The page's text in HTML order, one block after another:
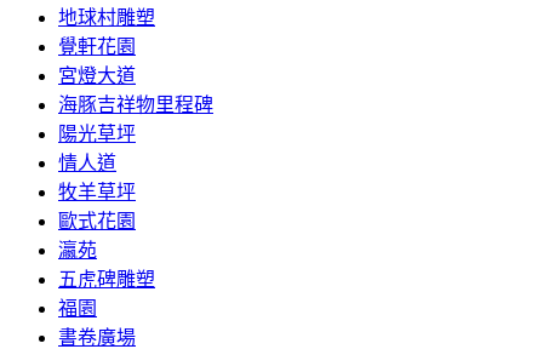
地球村雕塑
覺軒花園
宮燈大道
海豚吉祥物里程碑
陽光草坪
情人道
牧羊草坪
歐式花園
瀛苑
五虎碑雕塑
福園
書卷廣場